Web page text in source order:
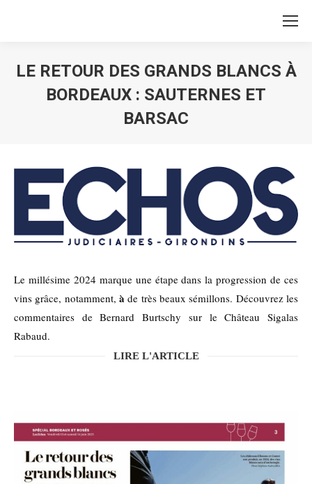
LE RETOUR DES GRANDS BLANCS À
BORDEAUX : SAUTERNES ET
BARSAC
Le millésime 2024 marque une étape dans la progression de ces
vins grâce, notamment, àde très beaux sémillons. Découvrez les
commentaires de Bernard Burtschy sur le Château Sigalas
Rabaud.
LIRE L'ARTICLE